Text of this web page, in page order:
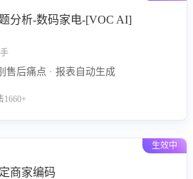
分析-数码家电-[VOC AI]
售后痛点 · 报表自动生成
1660+
生效中
商家编码